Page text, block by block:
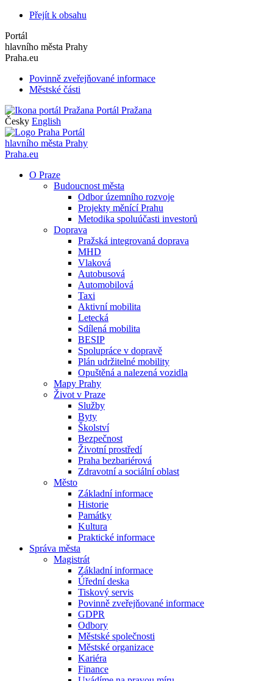
Přejít k obsahu
Portál
hlavního města Prahy
Praha.eu
Povinně zveřejňované informace
Městské části
Portál Pražana
Česky English
Portál
hlavního města Prahy
Praha.eu
O Praze
Budoucnost města
Odbor územního rozvoje
Projekty měnící Prahu
Metodika spoluúčasti investorů
Doprava
Pražská integrovaná doprava
MHD
Vlaková
Autobusová
Automobilová
Taxi
Aktivní mobilita
Letecká
Sdílená mobilita
BESIP
Spolupráce v dopravě
Plán udržitelné mobility
Opuštěná a nalezená vozidla
Mapy Prahy
Život v Praze
Služby
Byty
Školství
Bezpečnost
Životní prostředí
Praha bezbariérová
Zdravotní a sociální oblast
Město
Základní informace
Historie
Památky
Kultura
Praktické informace
Správa města
Magistrát
Základní informace
Úřední deska
Tiskový servis
Povinně zveřejňované informace
GDPR
Odbory
Městské společnosti
Městské organizace
Kariéra
Finance